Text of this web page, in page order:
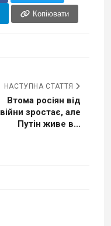
Копіювати
НАСТУПНА СТАТТЯ
Втома росіян від
війни зростає, але
Путін живе в...